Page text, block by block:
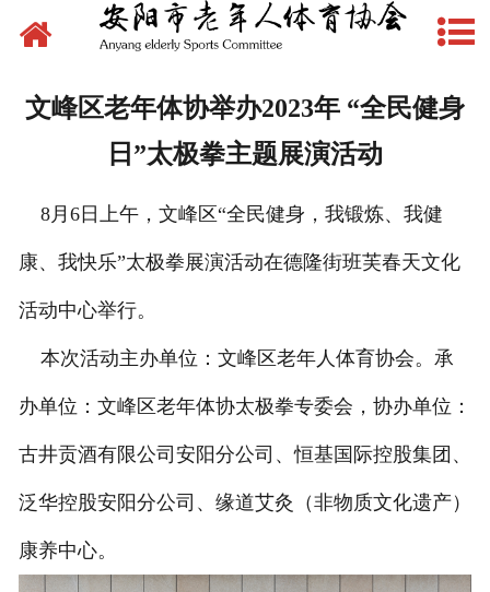
网站首页
文件下载
组织建设
赛事活动
先锋典型
文峰区老年体协举办2023年 “全民健身
日”太极拳主题展演活动
8月6日上午，文峰区“全民健身，我锻炼、我健
康、我快乐”太极拳展演活动在德隆街班芙春天文化
活动中心举行。
本次活动主办单位：文峰区老年人体育协会。承
办单位：文峰区老年体协太极拳专委会，协办单位：
古井贡酒有限公司安阳分公司、恒基国际控股集团、
泛华控股安阳分公司、缘道艾灸（非物质文化遗产）
康养中心。